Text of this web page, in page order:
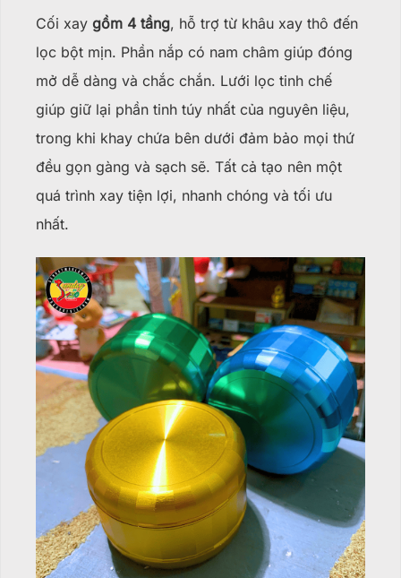
Cối xay gồm 4 tầng, hỗ trợ từ khâu xay thô đến
lọc bột mịn. Phần nắp có nam châm giúp đóng
mở dễ dàng và chắc chắn. Lưới lọc tinh chế
giúp giữ lại phần tinh túy nhất của nguyên liệu,
trong khi khay chứa bên dưới đảm bảo mọi thứ
đều gọn gàng và sạch sẽ. Tất cả tạo nên một
quá trình xay tiện lợi, nhanh chóng và tối ưu
nhất.